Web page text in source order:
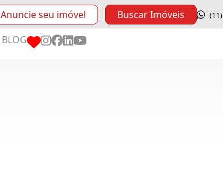
Anuncie seu imóvel Buscar Imóveis (11)
BLOG